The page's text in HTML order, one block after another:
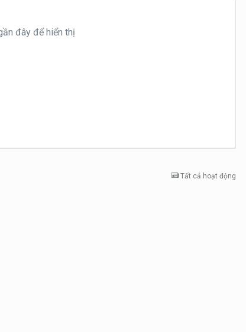
đây để hiển thị
Tất cả hoạt động